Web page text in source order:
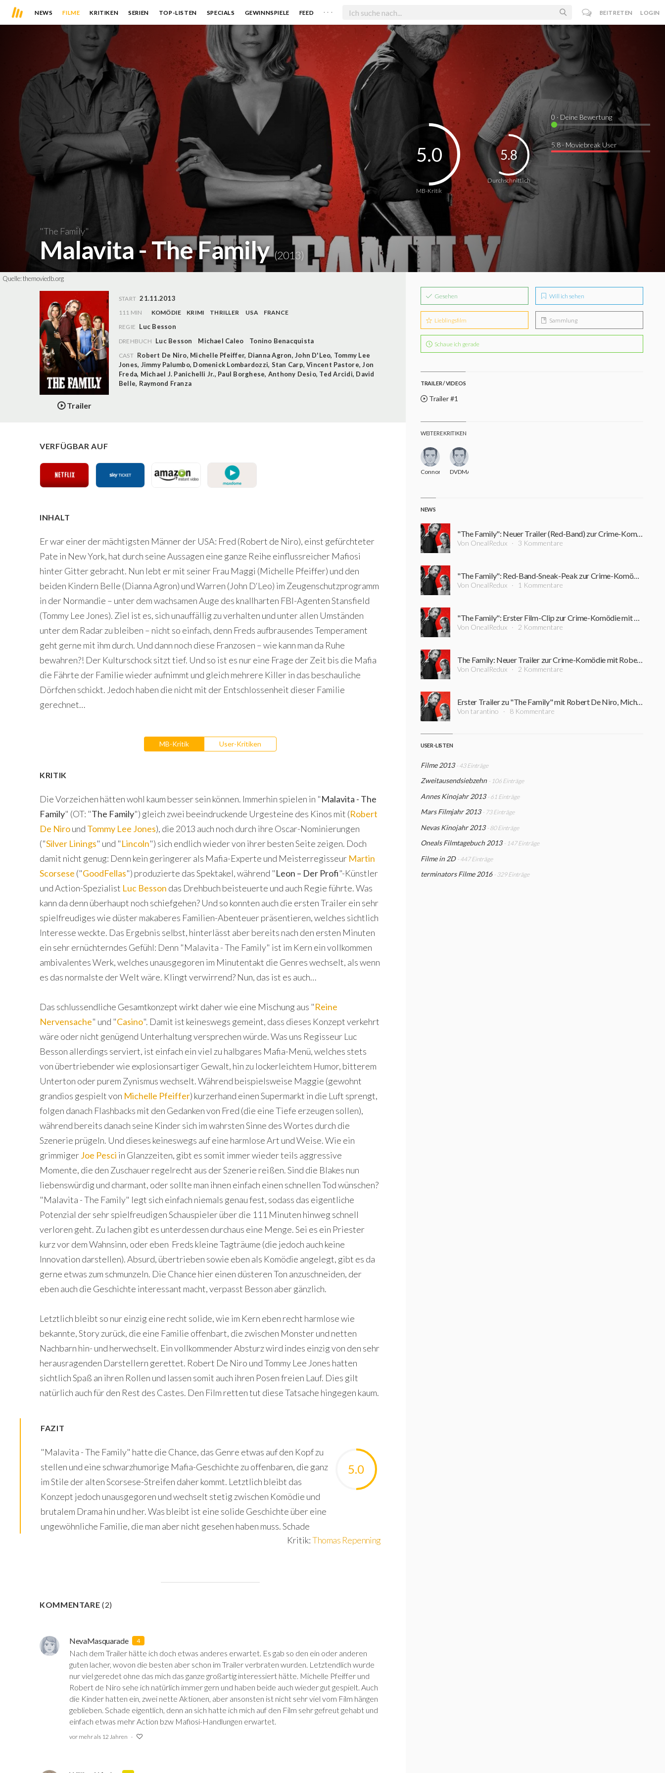
NEWS FILME KRITIKEN SERIEN TOP-LISTEN SPECIALS GEWINNSPIELE FEED . . . BEITRETEN LOGIN
"The Family"
Malavita - The Family(2013)
MB-Kritik
5.0
Durchschnittlich
5.8
0 · Deine Bewertung
5.8 · Moviebreak User
Quelle:themoviedb.org
Trailer
START 21.11.2013
111 MIN KOMÖDIE KRIMI THRILLER USA
FRANCE
REGIE Luc Besson
DREHBUCH Luc Besson Michael Caleo Tonino Benacquista
CAST Robert De Niro, Michelle Pfeiffer, Dianna Agron,John D'Leo, Tommy Lee
Jones, Jimmy Palumbo, Domenick Lombardozzi, Stan Carp,Vincent Pastore,Jon
Freda, Michael J. Panichelli Jr., Paul Borghese, Anthony Desio, Ted Arcidi, David
Belle, Raymond Franza
VERFÜGBAR AUF
INHALT
Er war einer der mächtigsten Männer der USA: Fred (Robert de Niro), einst gefürchteter
Pate in New York, hat durch seine Aussagen eine ganze Reihe einflussreicher Mafiosi
hinter Gitter gebracht. Nun lebt er mit seiner Frau Maggi (Michelle Pfeiffer) und den
beiden Kindern Belle (Dianna Agron) und Warren (John D‘Leo) im Zeugenschutzprogramm
in der Normandie – unter dem wachsamen Auge des knallharten FBI-Agenten Stansfield
(Tommy Lee Jones). Ziel ist es, sich unauffällig zu verhalten und unter allen Umständen
unter dem Radar zu bleiben – nicht so einfach, denn Freds aufbrausendes Temperament
geht gerne mit ihm durch. Und dann noch diese Franzosen – wie kann man da Ruhe
bewahren?! Der Kulturschock sitzt tief. Und so ist es nur eine Frage der Zeit bis die Mafia
die Fährte der Familie wieder aufnimmt und gleich mehrere Killer in das beschauliche
Dörfchen schickt. Jedoch haben die nicht mit der Entschlossenheit dieser Familie
gerechnet…
MB-Kritik User-Kritiken
KRITIK
Die Vorzeichen hätten wohl kaum besser sein können. Immerhin spielen in "Malavita - The
Family" (OT: "The Family") gleich zwei beeindruckende Urgesteine des Kinos mit (Robert
De Niround Tommy Lee Jones), die 2013 auch noch durch ihre Oscar-Nominierungen
("Silver Linings" und "Lincoln") sich endlich wieder von ihrer besten Seite zeigen. Doch
damit nicht genug: Denn kein geringerer als Mafia-Experte und Meisterregisseur Martin
Scorsese ("GoodFellas") produzierte das Spektakel, während "Leon – Der Profi"-Künstler
und Action-Spezialist Luc Besson das Drehbuch beisteuerte und auch Regie führte. Was
kann da denn überhaupt noch schiefgehen? Und so konnten auch die ersten Trailer ein sehr
spielfreudiges wie düster makaberes Familien-Abenteuer präsentieren, welches sichtlich
Interesse weckte. Das Ergebnis selbst, hinterlässt aber bereits nach den ersten Minuten
ein sehr ernüchterndes Gefühl: Denn "Malavita - The Family" ist im Kern ein vollkommen
ambivalentes Werk, welches unausgegoren im Minutentakt die Genres wechselt, als wenn
es das normalste der Welt wäre. Klingt verwirrend? Nun, das ist es auch…
Das schlussendliche Gesamtkonzept wirkt daher wie eine Mischung aus "Reine
Nervensache" und "Casino". Damit ist keineswegs gemeint, dass dieses Konzept verkehrt
wäre oder nicht genügend Unterhaltung versprechen würde. Was uns Regisseur Luc
Besson allerdings serviert, ist einfach ein viel zu halbgares Mafia-Menü, welches stets
von übertriebender wie explosionsartiger Gewalt, hin zu lockerleichtem Humor, bitterem
Unterton oder purem Zynismus wechselt. Während beispielsweise Maggie (gewohnt
grandios gespielt von Michelle Pfeiffer) kurzerhand einen Supermarkt in die Luft sprengt,
folgen danach Flashbacks mit den Gedanken von Fred (die eine Tiefe erzeugen sollen),
während bereits danach seine Kinder sich im wahrsten Sinne des Wortes durch die
Szenerie prügeln. Und dieses keineswegs auf eine harmlose Art und Weise. Wie ein
grimmigerJoe Pesci in Glanzzeiten, gibt es somit immer wieder teils aggressive
Momente, die den Zuschauer regelrecht aus der Szenerie reißen. Sind die Blakes nun
liebenswürdig und charmant, oder sollte man ihnen einfach einen schnellen Tod wünschen?
"Malavita - The Family" legt sich einfach niemals genau fest, sodass das eigentliche
Potenzial der sehr spielfreudigen Schauspieler über die 111 Minuten hinweg schnell
verloren geht. Zu lachen gibt es unterdessen durchaus eine Menge. Sei es ein Priester
kurz vor dem Wahnsinn, oder eben Freds kleine Tagträume (die jedoch auch keine
Innovation darstellen). Absurd, übertrieben sowie eben als Komödie angelegt, gibt es da
gerne etwas zum schmunzeln. Die Chance hier einen düsteren Ton anzuschneiden, der
eben auch die Geschichte interessant macht, verpasst Besson aber gänzlich.
Letztlich bleibt so nur einzig eine recht solide, wie im Kern eben recht harmlose wie
bekannte, Story zurück, die eine Familie offenbart, die zwischen Monster und netten
Nachbarn hin- und herwechselt. Ein vollkommender Absturz wird indes einzig von den sehr
herausragenden Darstellern gerettet. Robert De Niro und Tommy Lee Jones hatten
sichtlich Spaß an ihren Rollen und lassen somit auch ihren Posen freien Lauf. Dies gilt
natürlich auch für den Rest des Castes. Den Film retten tut diese Tatsache hingegen kaum.
FAZIT
5.0
"Malavita - The Family" hatte die Chance, das Genre etwas auf den Kopf zu
stellen und eine schwarzhumorige Mafia-Geschichte zu offenbaren, die ganz
im Stile der alten Scorsese-Streifen daher kommt. Letztlich bleibt das
Konzept jedoch unausgegoren und wechselt stetig zwischen Komödie und
brutalem Drama hin und her. Was bleibt ist eine solide Geschichte über eine
ungewöhnliche Familie, die man aber nicht gesehen haben muss. Schade
Kritik:Thomas Repenning
KOMMENTARE(2)
NevaMasquarade 4
Nach dem Trailer hätte ich doch etwas anderes erwartet. Es gab so den ein oder anderen
guten lacher, wovon die besten aber schon im Trailer verbraten wurden. Letztendlich wurde
nur viel geredet ohne das mich das ganze großartig interessiert hätte. Michelle Pfeiffer und
Robert de Niro sehe ich natürlich immer gern und haben beide auch wieder gut gespielt. Auch
die Kinder hatten ein, zwei nette Aktionen, aber ansonsten ist nicht sehr viel vom Film hängen
geblieben. Schade eigentlich, denn an sich hatte ich mich auf den Film sehr gefreut gehabt und
einfach etwas mehr Action bzw Mafiosi-Handlungen erwartet.
vor mehr als 12 Jahren
Gesehen Will ich sehen
Lieblingsfilm Sammlung
Schaue ich gerade
TRAILER / VIDEOS
Trailer #1
WEITERE KRITIKEN
ConnorJMacleod
DVDMAX
NEWS
"The Family": Neuer Trailer (Red-Band) zur Crime-Komödie mit Robert De Niro und Michelle Pfeiffer
Von OnealRedux 3 Kommentare
Von OnealRedux 1 Kommentare
Von OnealRedux 2 Kommentare
The Family: Neuer Trailer zur Crime-Komödie mit Robert De Niro und Michelle Pfeiffer
Von OnealRedux 2 Kommentare
Erster Trailer zu "The Family" mit Robert De Niro, Michelle Pfeiffer und Tommy Lee Jones
Von tarantino 8 Kommentare
USER-LISTEN
Filme 2013 - 43 Einträge
Zweitausendsiebzehn - 106 Einträge
Annes Kinojahr 2013 - 61 Einträge
Mars Filmjahr 2013 - 73 Einträge
Nevas Kinojahr 2013 - 80 Einträge
Oneals Filmtagebuch 2013 - 147 Einträge
Filme in 2D - 447 Einträge
terminators Filme 2016 - 329 Einträge